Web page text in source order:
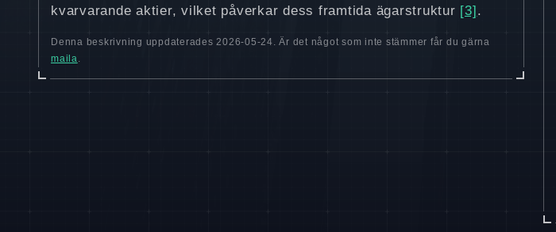
kvarvarande aktier, vilket påverkar dess framtida ägarstruktur [3] .
Denna beskrivning uppdaterades 2026-05-24. Är det något som inte stämmer får du gärna
maila.